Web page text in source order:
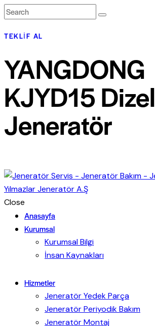
TEKLIF AL
YANGDONG
KJYD15 Dizel
Jeneratör
Close
Anasayfa
Kurumsal
Kurumsal Bilgi
İnsan Kaynakları
Hizmetler
Jeneratör Yedek Parça
Jeneratör Periyodik Bakım
Jeneratör Montaj